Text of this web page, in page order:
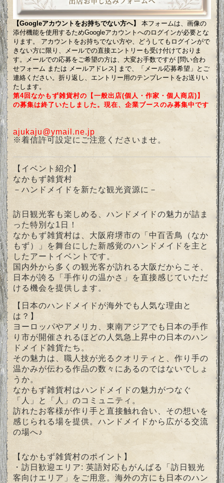
【Googleアカウントをお持ちでない方へ】
本フォームは、画像の
添付機能を使用するためGoogleアカウントへのログインが必要とな
ります。 アカウントをお持ちでない方や、どうしてもログインがで
きない方に限り、メールでの直接エントリーも受け付けておりま
す。メールでの応募をご希望の方は、大変お手数ですが [問い合わ
せフォーム または メールアドレス] まで、「メール応募希望」とご
連絡ください。折り返し、エントリー用のテンプレートをお送りい
たします。
第4回なかもず雑貨村の【一般出店(個人・作家・個人商店)】
の募集は終了いたしました。現在、企業ブースのみ募集中です
ajukaju@ymail.ne.jp
※着信許可設定にご注意くださいませ。
【イベント紹介】
なかもず雑貨村
－ハンドメイドを新たな観光資源に－
訪日観光客も楽しめる、ハンドメイドの魅力が詰ま
った特別な1日！
なかもず雑貨村は、大阪府堺市の「中百舌鳥（なか
もず）」を舞台にした新感覚のハンドメイドを主と
したアートイベントです。
国内外から多くの観光客が訪れる大阪だからこそ、
日本が誇る「手作りの温かさ」を直接感じていただ
ける機会を提供します。
【日本のハンドメイドが海外でも人気な理由と
は？】
ヨーロッパやアメリカ、東南アジアでも日本の手作
り市が開催されるほどの人気急上昇中の日本のハン
ドメイド雑貨たち。
その魅力は、職人技が光るクオリティと、作り手の
温かみが伝わる作品の数々にあるのではないでしょ
うか。
なかもず雑貨村はハンドメイドの魅力がつなぐ
「人」と「人」のコミュニティ。
訪れたお客様が作り手と直接触れ合い、その想いを
感じられる場を提供。ハンドメイドから広がる交流
の場へ♪
【なかもず雑貨村のポイント】
・訪日歓迎エリア: 英語対応もがんばる「訪日観光
客向けエリア」をご用意。海外の方にも日本のハン